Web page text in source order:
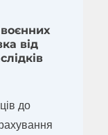
від
до